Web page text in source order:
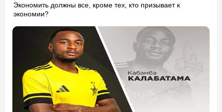
Экономить должны все, кроме тех, кто призывает к
экономии?